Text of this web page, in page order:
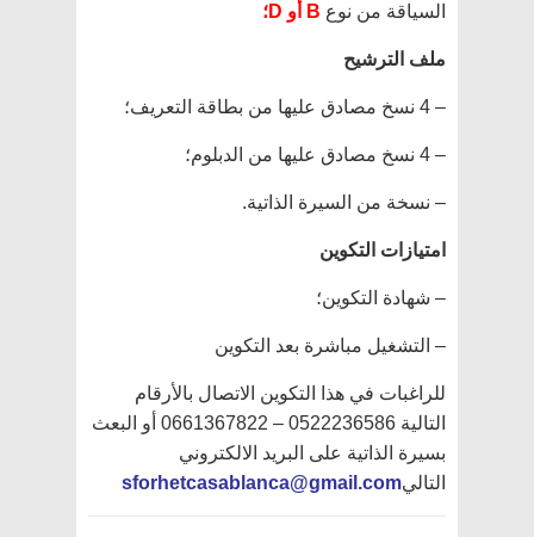
السياقة من نوع B أو D؛
ملف الترشيح
– 4 نسخ مصادق عليها من بطاقة التعريف؛
– 4 نسخ مصادق عليها من الدبلوم؛
– نسخة من السيرة الذاتية.
امتيازات التكوين
– شهادة التكوين؛
– التشغيل مباشرة بعد التكوين
للراغبات في هذا التكوين الاتصال بالأرقام
التالية 0522236586 – 0661367822 أو البعث
بسيرة الذاتية على البريد الالكتروني
التاليsforhetcasablanca@gmail.com